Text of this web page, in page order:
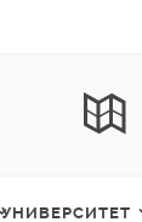
УНИВЕРСИТЕТ